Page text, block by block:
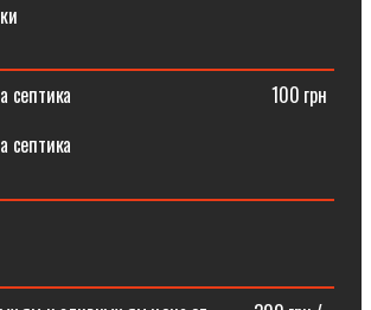
септика ⠀⠀⠀⠀⠀⠀⠀⠀⠀⠀⠀⠀⠀⠀100 грн
септика